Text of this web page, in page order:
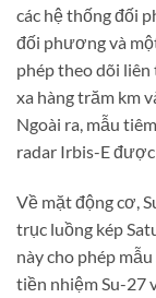
các hệ thống đối
đối phương và
phép theo dõi liên
xa hàng trăm km
Ngoài ra, mẫu
radar Irbis-E được
Về mặt động cơ,
trục luồng kép
này cho phép
tiền nhiệm Su-27